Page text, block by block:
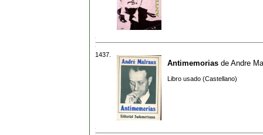
1437.
Antimemorias de Andre
Libro usado (Castellano)